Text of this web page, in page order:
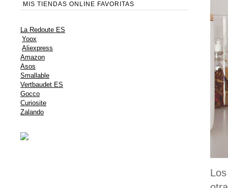
MIS TIENDAS ONLINE FAVORITAS
La Redoute ES
Yoox
Aliexpress
Amazon
Asos
Smallable
Vertbaudet ES
Gocco
Curiosite
Zalando